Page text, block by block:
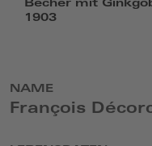
Becher mit
1903
NAME
François